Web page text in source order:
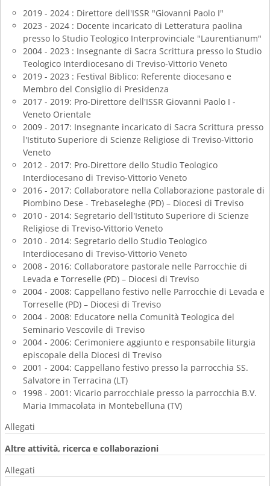
2019 - 2024 : Direttore dell'ISSR "Giovanni Paolo I"
2023 - 2024 : Docente incaricato di Letteratura paolina
presso lo Studio Teologico Interprovinciale "Laurentianum"
2004 - 2023 : Insegnante di Sacra Scrittura presso lo Studio
Teologico Interdiocesano di Treviso-Vittorio Veneto
2019 - 2023 : Festival Biblico: Referente diocesano e
Membro del Consiglio di Presidenza
2017 - 2019: Pro-Direttore dell'ISSR Giovanni Paolo I -
Veneto Orientale
2009 - 2017: Insegnante incaricato di Sacra Scrittura presso
l'Istituto Superiore di Scienze Religiose di Treviso-Vittorio
Veneto
2012 - 2017: Pro-Direttore dello Studio Teologico
Interdiocesano di Treviso-Vittorio Veneto
2016 - 2017: Collaboratore nella Collaborazione pastorale di
Piombino Dese - Trebaseleghe (PD) – Diocesi di Treviso
2010 - 2014: Segretario dell'Istituto Superiore di Scienze
Religiose di Treviso-Vittorio Veneto
2010 - 2014: Segretario dello Studio Teologico
Interdiocesano di Treviso-Vittorio Veneto
2008 - 2016: Collaboratore pastorale nelle Parrocchie di
Levada e Torreselle (PD) – Diocesi di Treviso
2004 - 2008: Cappellano festivo nelle Parrocchie di Levada e
Torreselle (PD) – Diocesi di Treviso
2004 - 2008: Educatore nella Comunità Teologica del
Seminario Vescovile di Treviso
2004 - 2006: Cerimoniere aggiunto e responsabile liturgia
episcopale della Diocesi di Treviso
2001 - 2004: Cappellano festivo presso la parrocchia SS.
Salvatore in Terracina (LT)
1998 - 2001 : Vicario parrocchiale presso la parrocchia B.V.
Maria Immacolata in Montebelluna (TV)
Allegati
Altre attività, ricerca e collaborazioni
Allegati